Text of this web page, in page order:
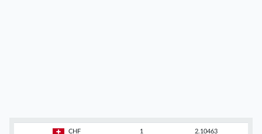
CHF 1 2.10463